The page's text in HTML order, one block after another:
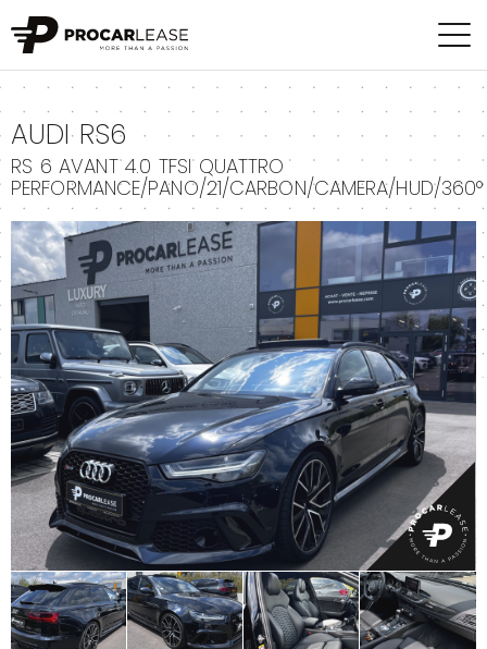
AUDI RS6
RS 6 AVANT 4.0 TFSI QUATTRO
PERFORMANCE/PANO/21/CARBON/CAMERA/HUD/360°
+ + +
+
+
+
+